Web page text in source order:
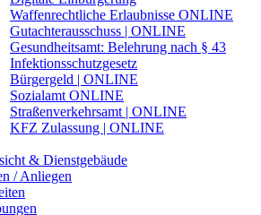
Waffenrechtliche Erlaubnisse ONLINE
Gutachterausschuss | ONLINE
Gesundheitsamt: Belehrung nach § 43
Infektionsschutzgesetz
Bürgergeld | ONLINE
Sozialamt ONLINE
Straßenverkehrsamt | ONLINE
KFZ Zulassung | ONLINE
& Dienstgebäude
/ Anliegen